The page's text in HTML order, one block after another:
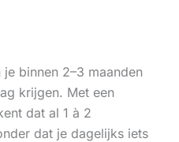
binnen 2–3 maanden
krijgen. Met een
dat al 1 à 2
dat je dagelijks iets